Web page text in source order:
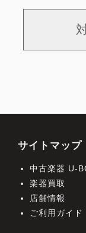
サイトマップ
中古楽器 U-
楽器買取
店舗情報
ご利用ガイド